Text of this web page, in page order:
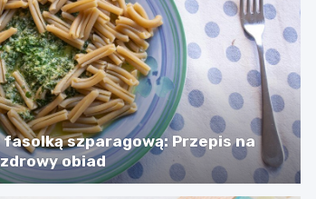
fasolką szparagową: Przepis na
obiad